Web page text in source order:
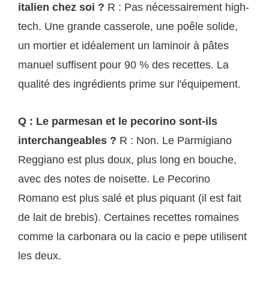
italien chez soi ? R : Pas nécessairement high-
tech. Une grande casserole, une poêle solide,
un mortier et idéalement un laminoir à pâtes
manuel suffisent pour 90 % des recettes. La
qualité des ingrédients prime sur l'équipement.
Q : Le parmesan et le pecorino sont-ils
interchangeables ? R : Non. Le Parmigiano
Reggiano est plus doux, plus long en bouche,
avec des notes de noisette. Le Pecorino
Romano est plus salé et plus piquant (il est fait
de lait de brebis). Certaines recettes romaines
comme la carbonara ou la cacio e pepe utilisent
les deux.